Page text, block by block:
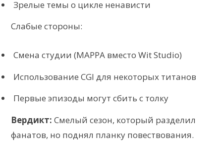
Зрелые темы о цикле ненависти
Слабые стороны:
Смена студии (MAPPA вместо Wit Studio)
Использование CGI для некоторых титанов
Первые эпизоды могут сбить с толку
Вердикт: Смелый сезон, который разделил
фанатов, но поднял планку повествования.